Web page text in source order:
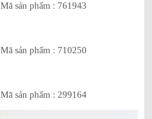
Mã sản phẩm : 761943
Mã sản phẩm : 710250
Mã sản phẩm : 299164